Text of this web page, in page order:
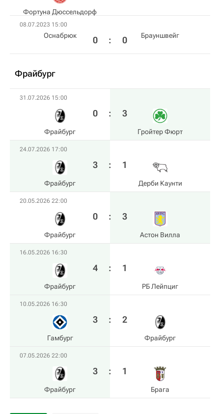
Фортуна Дюссельдорф
08.07.2023 15:00
Оснабрюк 0 : 0 Брауншвейг
Фрайбург
31.07.2026 15:00
Фрайбург
0 : 3
Гройтер Фюрт
24.07.2026 17:00
Фрайбург
3 : 1
Дерби Каунти
20.05.2026 22:00
Фрайбург
0 : 3
Астон Вилла
16.05.2026 16:30
Фрайбург
4 : 1
РБ Лейпциг
10.05.2026 16:30
Гамбург
3 : 2
Фрайбург
07.05.2026 22:00
Фрайбург
3 : 1
Брага